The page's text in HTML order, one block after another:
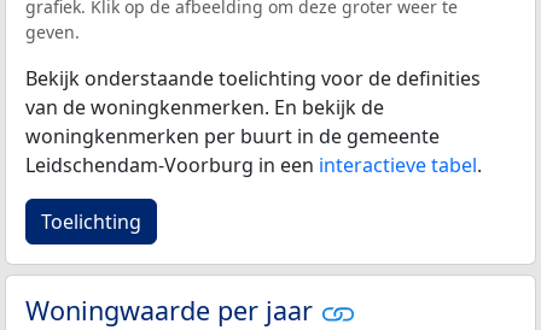
grafiek. Klik op de afbeelding om deze groter weer te
geven.
Bekijk onderstaande toelichting voor de definities
van de woningkenmerken. En bekijk de
woningkenmerken per buurt in de gemeente
Leidschendam-Voorburg in een interactieve tabel.
Toelichting
Woningwaarde per jaar